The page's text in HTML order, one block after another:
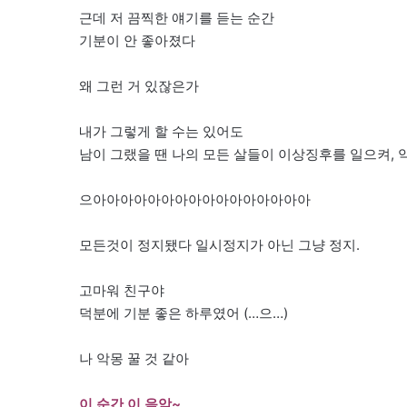
근데 저 끔찍한 얘기를 듣는 순간
기분이 안 좋아졌다
왜 그런 거 있잖은가
내가 그렇게 할 수는 있어도
남이 그랬을 땐 나의 모든 살들이 이상징후를 일으켜,
으아아아아아아아아아아아아아아아아
모든것이 정지됐다 일시정지가 아닌 그냥 정지.
고마워 친구야
덕분에 기분 좋은 하루였어 (…으…)
나 악몽 꿀 것 같아